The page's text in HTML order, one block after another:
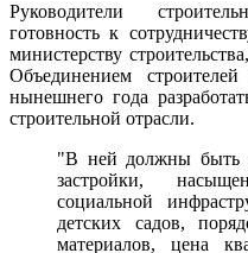
Руководители
готовность к
министерству
Объединением
нынешнего года
строительной отрасли.
"В ней должны быть
застройки,
социальной
детских садов,
материалов, цена